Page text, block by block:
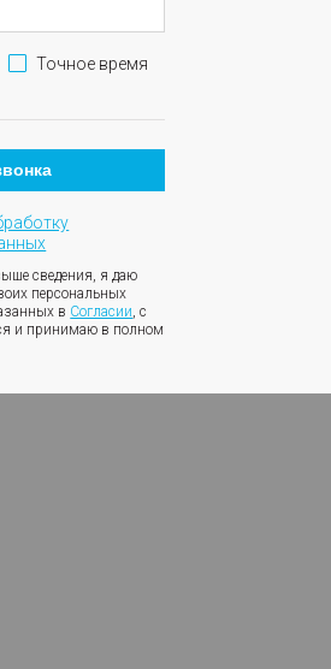
Точное время
сведения, я даю
персональных
в Согласии, с
и принимаю в полном